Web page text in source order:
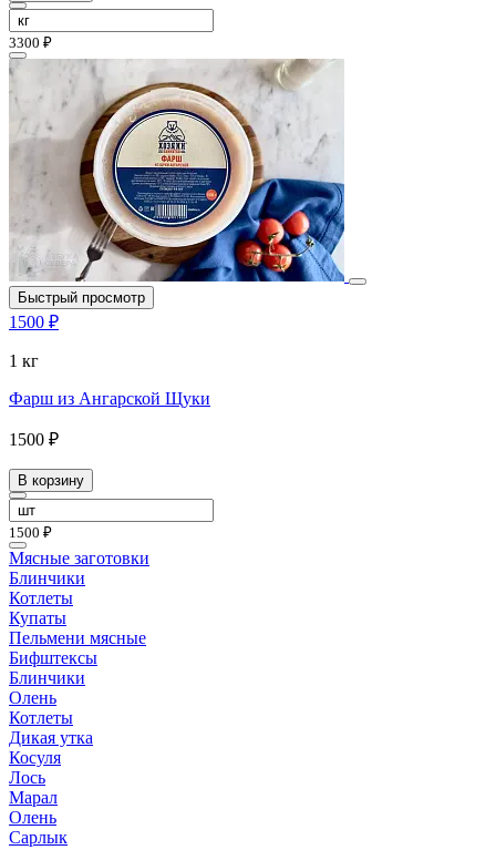
3300 ₽
Быстрый просмотр
1500 ₽
1 кг
Фарш из Ангарской Щуки
1500 ₽
В корзину
1500 ₽
Мясные заготовки
Блинчики
Котлеты
Купаты
Пельмени мясные
Бифштексы
Блинчики
Олень
Котлеты
Дикая утка
Косуля
Лось
Марал
Олень
Сарлык